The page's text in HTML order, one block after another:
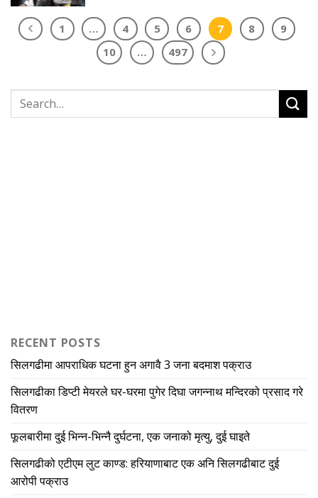
1 … 4 5 6 7 8
9
10
… 497
RECENT POSTS
सिलगढीमा आपराधिक घटना हुन अगावै 3 जना बदमाश पक्राउ
सिलगढीका डिप्टी मेयरले घर-घरमा पुगेर दिघा जगन्नाथ मन्दिरको प्रसाद गरे
वितरण
फूलबारीमा दुई भिन्न-भिन्नै दुर्घटना, एक जनाको मृत्यु, दुई घाइते
सिलगढीको एटीएम लुट काण्ड: हरियाणाबाट एक अनि सिलगढीबाट दुई
आरोपी पक्राउ